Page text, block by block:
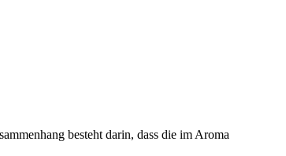
besteht darin, dass die im Aroma